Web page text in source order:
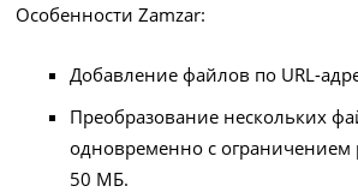
Особенности Zamzar:
Добавление файлов по URL-
Преобразование нескольких
одновременно с ограничением
50 МБ.